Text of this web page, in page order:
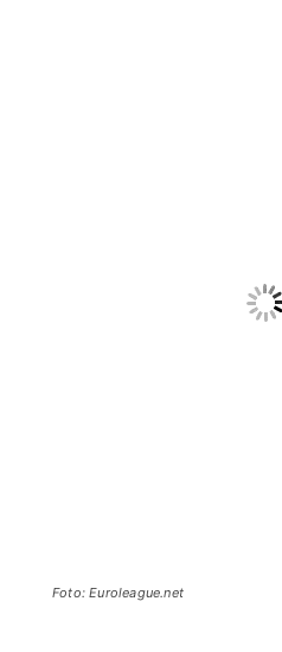
Foto: Euroleague.net